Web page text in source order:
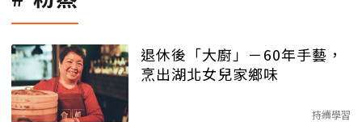
退休後「大廚」－60年手藝，
烹出湖北女兒家鄉味
持續學習